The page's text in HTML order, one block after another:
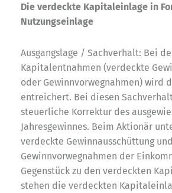
Die verdeckte Kapitaleinlage in
Nutzungseinlage
Ausgangslage / Sachverhalt: Bei
Kapitalentnahmen (verdeckte
oder Gewinnvorwegnahmen) wird
entreichert. Bei diesen
steuerliche Korrektur des
Jahresgewinnes. Beim Aktionär
verdeckte Gewinnausschüttung und
Gewinnvorwegnahmen der
Gegenstück zu den verdeckten
stehen die verdeckten